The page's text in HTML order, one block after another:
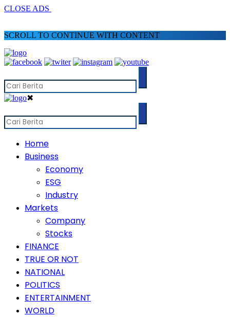
CLOSE ADS
SCROLL TO CONTINUE WITH CONTENT
✖
Home
Business
Economy
ESG
Industry
Markets
Company
Stocks
FINANCE
TRUE OR NOT
NATIONAL
POLITICS
ENTERTAINMENT
WORLD